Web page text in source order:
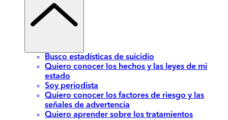
Busco estadísticas de suicidio
Quiero conocer los hechos y las leyes de mi
estado
Soy periodista
Quiero conocer los factores de riesgo y las
señales de advertencia
Quiero aprender sobre los tratamientos